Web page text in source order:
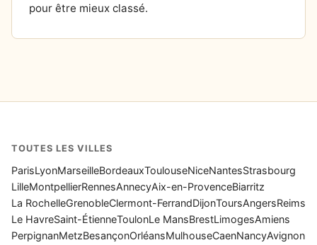
pour être mieux classé.
TOUTES LES VILLES
ParisLyonMarseilleBordeauxToulouseNiceNantesStrasbourg
LilleMontpellierRennesAnnecyAix-en-ProvenceBiarritz
La RochelleGrenobleClermont-FerrandDijonToursAngersReims
Le HavreSaint-ÉtienneToulonLe MansBrestLimogesAmiens
PerpignanMetzBesançonOrléansMulhouseCaenNancyAvignon